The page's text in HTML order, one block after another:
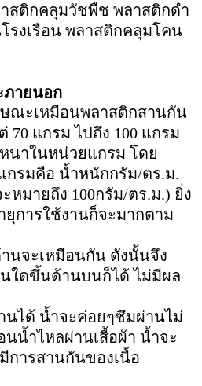
สติกคลุมวัชพืช พลาสติกดำ
งเรือน พลาสติกคลุมโคน
ายนอก
ษณะเหมือนพลาสติกสานกัน
70 แกรม ไปถึง 100 แกรม
นาในหน่วยแกรม โดย
กรมคือ น้ำหนักกรัม/ตร.ม.
หมายถึง 100กรัม/ตร.ม.) ยิ่ง
การใช้งานก็จะมากตาม
นจะเหมือนกัน ดังนั้นจึง
นใดขึ้นด้านบนก็ได้ ไม่มีผล
นได้ น้ำจะค่อยๆซึมผ่านไม่
น้ำไหลผ่านเสื้อผ้า น้ำจะ
การสานกันของเนื้อ